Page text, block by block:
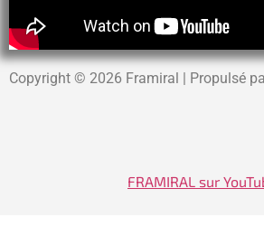
Copyright © 2026 Framiral | Propulsé
FRAMIRAL sur